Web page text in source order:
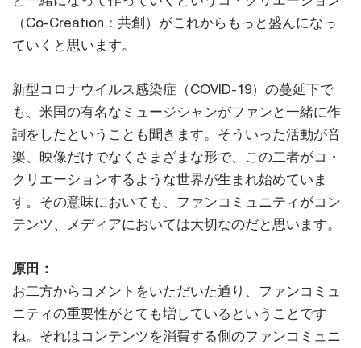
（Co-Creation：共創）がこれからもっと盛んになっ
ていくと思います。
新型コロナウイルス感染症（COVID-19）の蔓延下で
も、米国の有名なミュージシャンがファンと一緒に作
詞をしたということも聞きます。そういった活動が音
楽、映像だけでなくさまざまな形で、この二者がコ・
クリエーションするような世界が生まれ始めていま
す。その意味においても、ファンコミュニティがコン
テンツ、メディアにおいては大切なのだと思います。
原田：
お二方からコメントをいただいた通り、ファンコミュ
ニティの重要性がとても増しているということです
ね。それはコンテンツを消費する側のファンコミュニ